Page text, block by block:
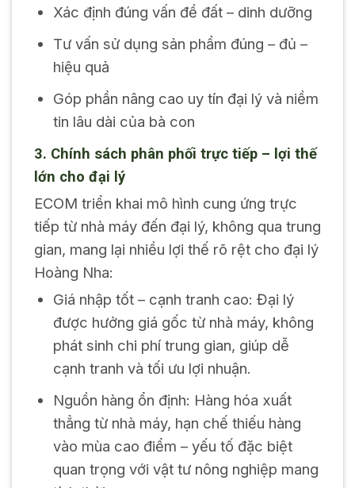
Xác định đúng vấn đề đất – dinh dưỡng
Tư vấn sử dụng sản phẩm đúng – đủ –
hiệu quả
Góp phần nâng cao uy tín đại lý và niềm
tin lâu dài của bà con
3. Chính sách phân phối trực tiếp – lợi thế
lớn cho đại lý
ECOM triển khai mô hình cung ứng trực
tiếp từ nhà máy đến đại lý, không qua trung
gian, mang lại nhiều lợi thế rõ rệt cho đại lý
Hoàng Nha:
Giá nhập tốt – cạnh tranh cao: Đại lý
được hưởng giá gốc từ nhà máy, không
phát sinh chi phí trung gian, giúp dễ
cạnh tranh và tối ưu lợi nhuận.
Nguồn hàng ổn định: Hàng hóa xuất
thẳng từ nhà máy, hạn chế thiếu hàng
vào mùa cao điểm – yếu tố đặc biệt
quan trọng với vật tư nông nghiệp mang